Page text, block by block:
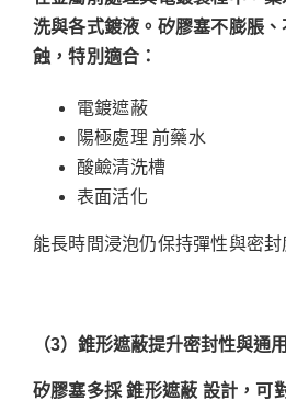
洗與各式鍍液。矽膠塞不膨脹
蝕，特別適合：
電鍍遮蔽
陽極處理 前藥水
酸鹼清洗槽
表面活化
能長時間浸泡仍保持彈性與密封
（3）錐形遮蔽提升密封性與通
矽膠塞多採錐形遮蔽 設計，可